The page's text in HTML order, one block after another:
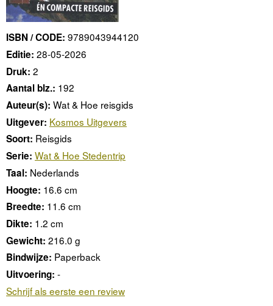
ISBN / CODE: 9789043944120
Editie: 28-05-2026
Druk: 2
Aantal blz.: 192
Auteur(s): Wat & Hoe reisgids
Uitgever: Kosmos Uitgevers
Soort: Reisgids
Serie: Wat & Hoe Stedentrip
Taal: Nederlands
Hoogte: 16.6 cm
Breedte: 11.6 cm
Dikte: 1.2 cm
Gewicht: 216.0 g
Bindwijze: Paperback
Uitvoering: -
Schrijf als eerste een review